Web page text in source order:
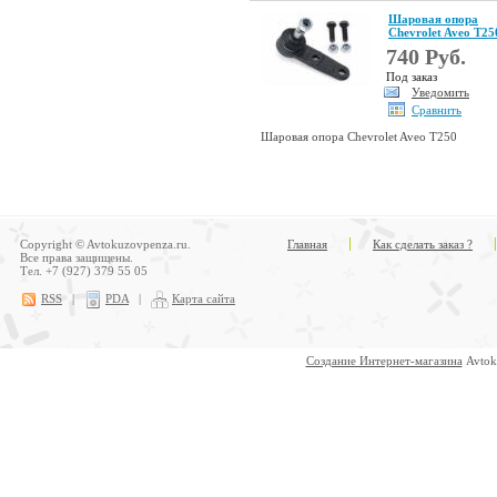
Шаровая опора
Chevrolet Aveo
740 Руб.
Под заказ
Уведомить
Сравнить
Шаровая опора Chevrolet Aveo T250
Copyright © Avtokuzovpenza.ru.
Все права защищены.
Тел. +7 (927) 379 55 05
RSS | PDA | Карта сайта
Главная Как сделать заказ ?
Создание Интернет-магазина